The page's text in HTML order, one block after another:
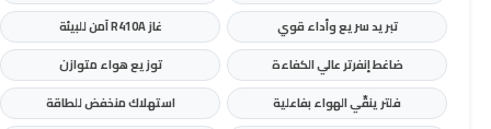
تبريد سريع وأداء قوي
غاز R410A آمن للبيئة
ضاغط إنفرتر عالي الكفاءة
توزيع هواء متوازن
فلتر ينقّي الهواء بفاعلية
استهلاك منخفض للطاقة